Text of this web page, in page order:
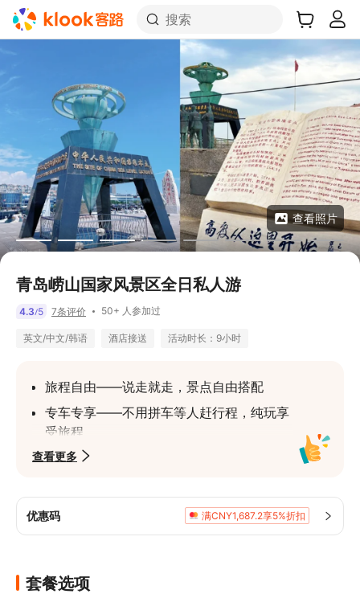
搜索
查看照片
青岛崂山国家风景区全日私人游
4.3/5 7条评价 50+ 人参加过
英文/中文/韩语 酒店接送 活动时长：9小时
旅程自由——说走就走，景点自由搭配
专车专享——不用拼车等人赶行程，纯玩享
受旅程
专业司机——让您减少对陌生城市的不安
费、司机驾驶费
查看更多
优惠码 满CNY1,687.2享5%折扣
套餐选项